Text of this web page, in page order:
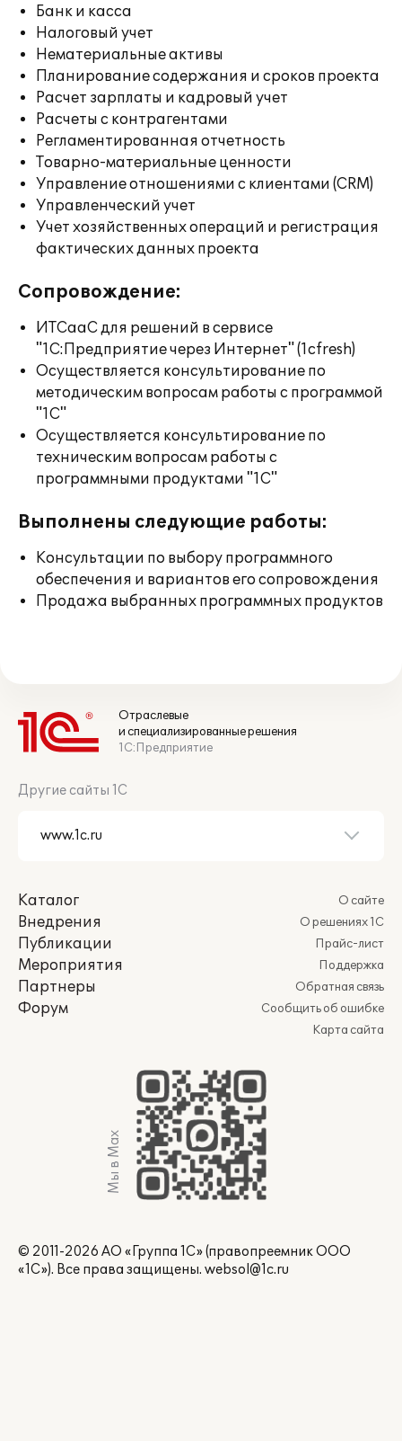
Банк и касса
Налоговый учет
Нематериальные активы
Планирование содержания и сроков проекта
Расчет зарплаты и кадровый учет
Расчеты с контрагентами
Регламентированная отчетность
Товарно-материальные ценности
Управление отношениями с клиентами (CRM)
Управленческий учет
Учет хозяйственных операций и регистрация
фактических данных проекта
Сопровождение:
ИТСааС для решений в сервисе
"1С:Предприятие через Интернет" (1cfresh)
Осуществляется консультирование по
методическим вопросам работы с программой
"1С"
Осуществляется консультирование по
техническим вопросам работы с
программными продуктами "1С"
Выполнены следующие работы:
Консультации по выбору программного
обеспечения и вариантов его сопровождения
Продажа выбранных программных продуктов
Отраслевые
и специализированные решения
1С:Предприятие
Другие сайты 1С
Каталог
Внедрения
Публикации
Мероприятия
Партнеры
Форум
О сайте
О решениях 1С
Прайс-лист
Поддержка
Обратная связь
Сообщить об ошибке
Карта сайта
Мы в Max
© 2011-2026 АО «Группа 1С» (правопреемник ООО
«1С»). Все права защищены. websol@1c.ru